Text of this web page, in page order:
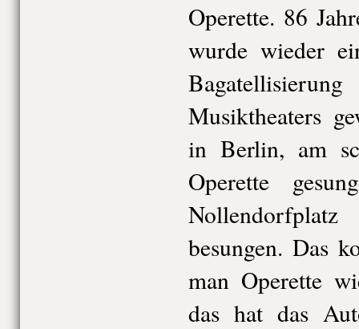
Operette. 86
wurde wieder
Musiktheaters
in Berlin, am
Operette
besungen. Das
man Operette
das hat das